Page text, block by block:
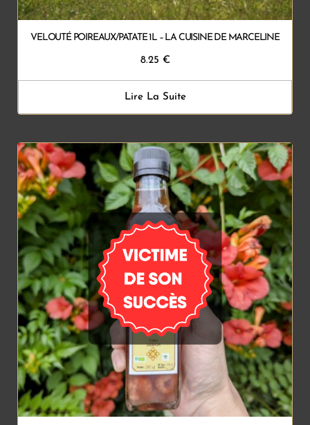
VELOUTÉ POIREAUX/PATATE 1L – LA CUISINE DE MARCELINE
8.25 €
Lire La Suite